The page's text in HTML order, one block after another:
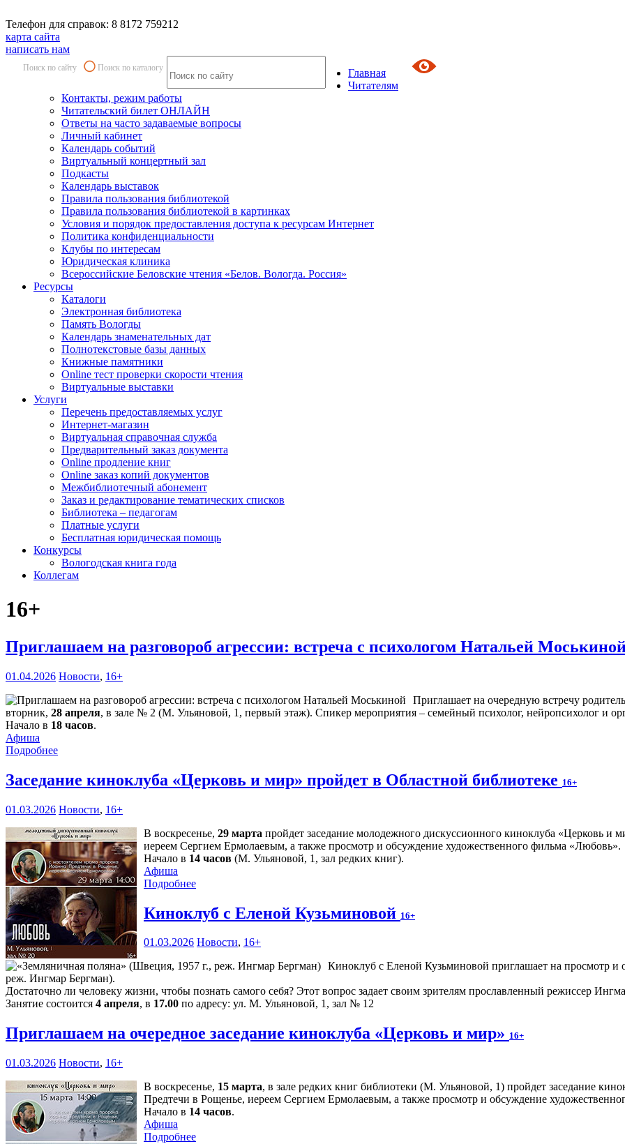
Телефон для справок: 8 8172 759212
карта сайта
написать нам
Поиск по сайту Поиск по каталогу
Главная
Читателям
Контакты, режим работы
Читательский билет ОНЛАЙН
Ответы на часто задаваемые вопросы
Личный кабинет
Календарь событий
Виртуальный концертный зал
Подкасты
Календарь выставок
Правила пользования библиотекой
Правила пользования библиотекой в картинках
Условия и порядок предоставления доступа к ресурсам Интернет
Политика конфиденциальности
Клубы по интересам
Юридическая клиника
Всероссийские Беловские чтения «Белов. Вологда. Россия»
Ресурсы
Каталоги
Электронная библиотека
Память Вологды
Календарь знаменательных дат
Полнотекстовые базы данных
Книжные памятники
Online тест проверки скорости чтения
Виртуальные выставки
Услуги
Перечень предоставляемых услуг
Интернет-магазин
Виртуальная справочная служба
Предварительный заказ документа
Online продление книг
Online заказ копий документов
Межбиблиотечный абонемент
Заказ и редактирование тематических списков
Библиотека – педагогам
Платные услуги
Бесплатная юридическая помощь
Конкурсы
Вологодская книга года
Коллегам
16+
Приглашаем на разговороб агрессии: встреча с психологом Натальей
01.04.2026 Новости, 16+
Приглашает на очередную встречу
вторник, 28 апреля, в зале № 2 (М. Ульяновой, 1, первый этаж). Спикер мероприятия – семейный психолог, нейропсихолог и
Начало в 18 часов.
Афиша
Подробнее
Заседание киноклуба «Церковь и мир» пройдет в Областной библиотеке 16+
01.03.2026 Новости, 16+
В воскресенье, 29 марта пройдет заседание молодежного дискуссионного киноклуба «Церковь и
иереем Сергием Ермолаевым, а также просмотр и обсуждение художественного фильма «Любовь».
Начало в 14 часов (М. Ульяновой, 1, зал редких книг).
Афиша
Подробнее
Киноклуб с Еленой Кузьминовой 16+
01.03.2026 Новости, 16+
Киноклуб с Еленой Кузьминовой приглашает на просмотр
реж. Ингмар Бергман).
Достаточно ли человеку жизни, чтобы познать самого себя? Этот вопрос задает своим зрителям прославленный режиссер
Занятие состоится 4 апреля, в 17.00 по адресу: ул. М. Ульяновой, 1, зал № 12
Приглашаем на очередное заседание киноклуба «Церковь и мир» 16+
01.03.2026 Новости, 16+
В воскресенье, 15 марта, в зале редких книг библиотеки (М. Ульяновой, 1) пройдет заседание
Предтечи в Рощенье, иереем Сергием Ермолаевым, а также просмотр и обсуждение
Начало в 14 часов.
Афиша
Подробнее